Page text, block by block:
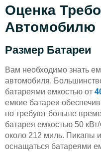
Оценка
Автомобилю
Размер Батареи
Вам необходимо знать
автомобиля.
батареями емкостью от
емкие батареи
но требуют больше
батарея емкостью 50
около 212 миль. Пикапы
оснащаться батареями